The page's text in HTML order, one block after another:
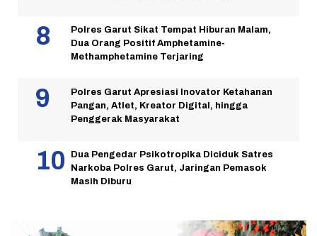
Polres Garut Sikat Tempat Hiburan Malam,
Dua Orang Positif Amphetamine-
Methamphetamine Terjaring
Polres Garut Apresiasi Inovator Ketahanan
Pangan, Atlet, Kreator Digital, hingga
Penggerak Masyarakat
Dua Pengedar Psikotropika Diciduk Satres
Narkoba Polres Garut, Jaringan Pemasok
Masih Diburu